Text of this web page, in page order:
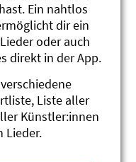
& Singen
Ein nahtlos
dir ein
oder auch
direkt in der App.
Liste aller
Künstler:innen
Lieder.